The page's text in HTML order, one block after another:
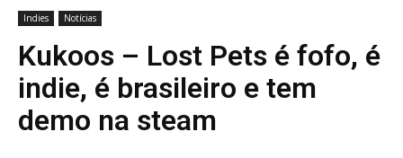
Indies Notícias
Kukoos – Lost Pets é fofo, é
indie, é brasileiro e tem
demo na steam